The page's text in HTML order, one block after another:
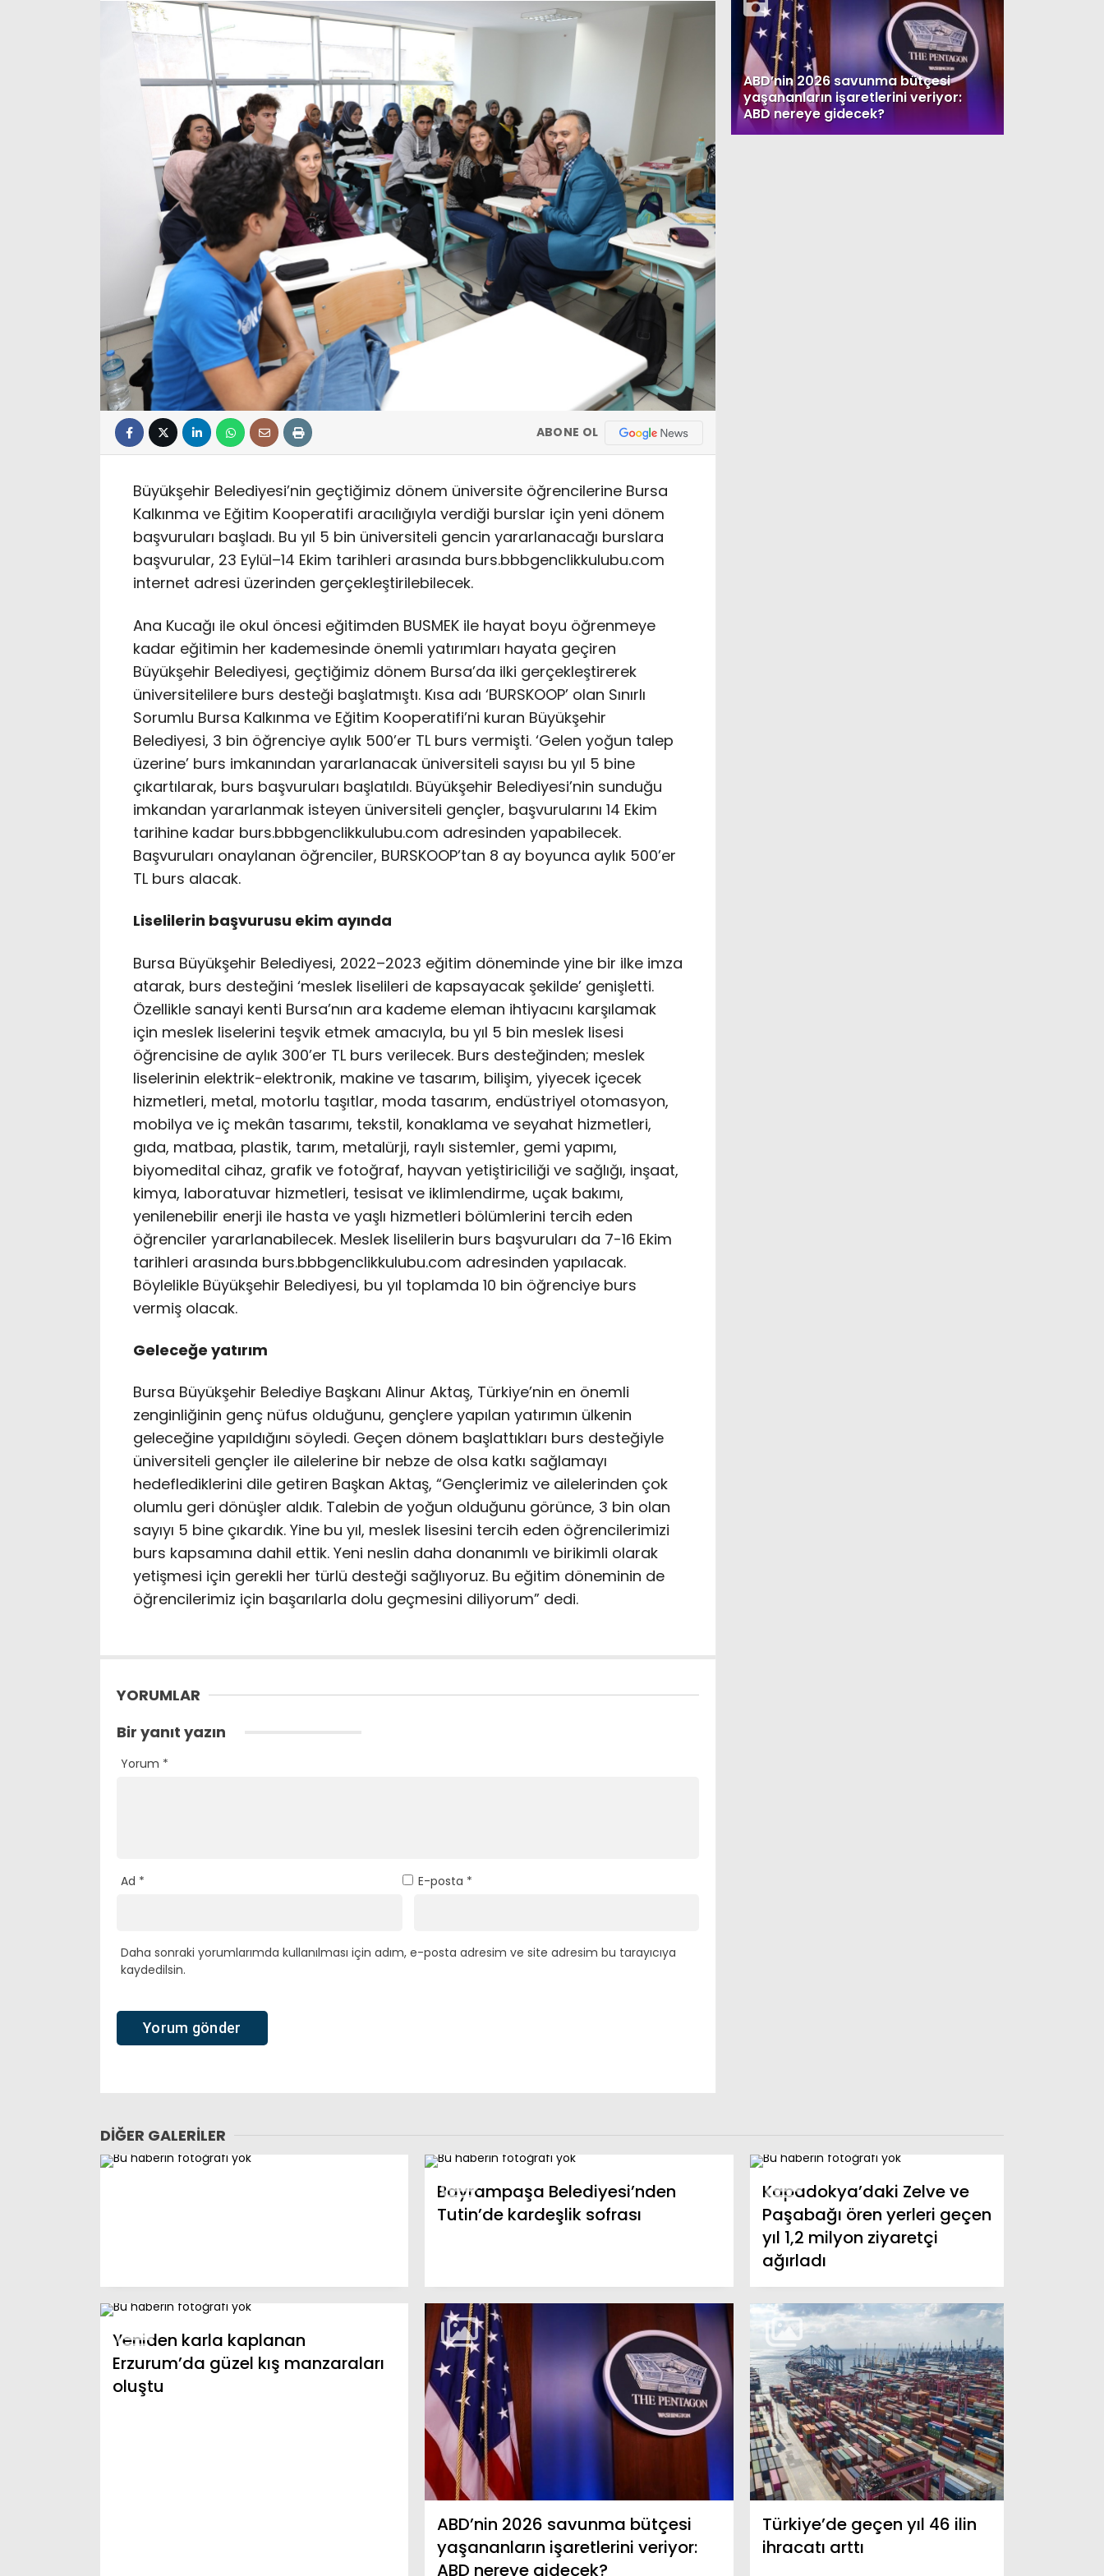
ABONE OL
Büyükşehir Belediyesi’nin geçtiğimiz dönem üniversite öğrencilerine Bursa
Kalkınma ve Eğitim Kooperatifi aracılığıyla verdiği burslar için yeni dönem
başvuruları başladı. Bu yıl 5 bin üniversiteli gencin yararlanacağı burslara
başvurular, 23 Eylül–14 Ekim tarihleri arasında burs.bbbgenclikkulubu.com
internet adresi üzerinden gerçekleştirilebilecek.
Ana Kucağı ile okul öncesi eğitimden BUSMEK ile hayat boyu öğrenmeye
kadar eğitimin her kademesinde önemli yatırımları hayata geçiren
Büyükşehir Belediyesi, geçtiğimiz dönem Bursa’da ilki gerçekleştirerek
üniversitelilere burs desteği başlatmıştı. Kısa adı ‘BURSKOOP’ olan Sınırlı
Sorumlu Bursa Kalkınma ve Eğitim Kooperatifi’ni kuran Büyükşehir
Belediyesi, 3 bin öğrenciye aylık 500’er TL burs vermişti. ‘Gelen yoğun talep
üzerine’ burs imkanından yararlanacak üniversiteli sayısı bu yıl 5 bine
çıkartılarak, burs başvuruları başlatıldı. Büyükşehir Belediyesi’nin sunduğu
imkandan yararlanmak isteyen üniversiteli gençler, başvurularını 14 Ekim
tarihine kadar burs.bbbgenclikkulubu.com adresinden yapabilecek.
Başvuruları onaylanan öğrenciler, BURSKOOP’tan 8 ay boyunca aylık 500’er
TL burs alacak.
Liselilerin başvurusu ekim ayında
Bursa Büyükşehir Belediyesi, 2022–2023 eğitim döneminde yine bir ilke imza
atarak, burs desteğini ‘meslek liselileri de kapsayacak şekilde’ genişletti.
Özellikle sanayi kenti Bursa’nın ara kademe eleman ihtiyacını karşılamak
için meslek liselerini teşvik etmek amacıyla, bu yıl 5 bin meslek lisesi
öğrencisine de aylık 300’er TL burs verilecek. Burs desteğinden; meslek
liselerinin elektrik-elektronik, makine ve tasarım, bilişim, yiyecek içecek
hizmetleri, metal, motorlu taşıtlar, moda tasarım, endüstriyel otomasyon,
mobilya ve iç mekân tasarımı, tekstil, konaklama ve seyahat hizmetleri,
gıda, matbaa, plastik, tarım, metalürji, raylı sistemler, gemi yapımı,
biyomedital cihaz, grafik ve fotoğraf, hayvan yetiştiriciliği ve sağlığı, inşaat,
kimya, laboratuvar hizmetleri, tesisat ve iklimlendirme, uçak bakımı,
yenilenebilir enerji ile hasta ve yaşlı hizmetleri bölümlerini tercih eden
öğrenciler yararlanabilecek. Meslek liselilerin burs başvuruları da 7-16 Ekim
tarihleri arasında burs.bbbgenclikkulubu.com adresinden yapılacak.
Böylelikle Büyükşehir Belediyesi, bu yıl toplamda 10 bin öğrenciye burs
vermiş olacak.
Geleceğe yatırım
Bursa Büyükşehir Belediye Başkanı Alinur Aktaş, Türkiye’nin en önemli
zenginliğinin genç nüfus olduğunu, gençlere yapılan yatırımın ülkenin
geleceğine yapıldığını söyledi. Geçen dönem başlattıkları burs desteğiyle
üniversiteli gençler ile ailelerine bir nebze de olsa katkı sağlamayı
hedeflediklerini dile getiren Başkan Aktaş, “Gençlerimiz ve ailelerinden çok
olumlu geri dönüşler aldık. Talebin de yoğun olduğunu görünce, 3 bin olan
sayıyı 5 bine çıkardık. Yine bu yıl, meslek lisesini tercih eden öğrencilerimizi
burs kapsamına dahil ettik. Yeni neslin daha donanımlı ve birikimli olarak
yetişmesi için gerekli her türlü desteği sağlıyoruz. Bu eğitim döneminin de
öğrencilerimiz için başarılarla dolu geçmesini diliyorum” dedi.
YORUMLAR
Bir yanıt yazın
Yorum *
Ad * E-posta *
Daha sonraki yorumlarımda kullanılması için adım, e-posta adresim ve site adresim bu tarayıcıya
kaydedilsin.
ABD’nin 2026 savunma bütçesi
yaşananların işaretlerini veriyor:
ABD nereye gidecek?
DIĞER GALERILER
Bayrampaşa Belediyesi’nden
Tutin’de kardeşlik sofrası
Kapadokya’daki Zelve ve
Paşabağı ören yerleri geçen
yıl 1,2 milyon ziyaretçi
ağırladı
Yeniden karla kaplanan
Erzurum’da güzel kış manzaraları
oluştu
ABD’nin 2026 savunma bütçesi
yaşananların işaretlerini veriyor:
ABD nereye gidecek?
Türkiye’de geçen yıl 46 ilin
ihracatı arttı